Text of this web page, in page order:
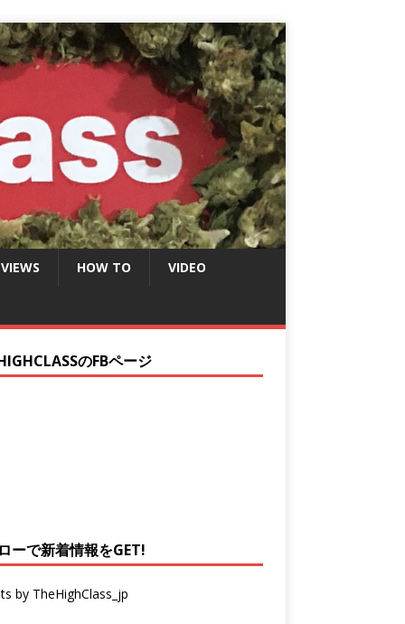
HOW TO VIDEO
のFBページ
ーで新着情報をGET!
by TheHighClass_jp